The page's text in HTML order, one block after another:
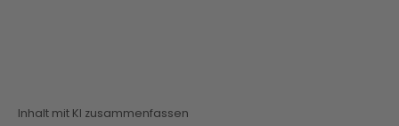
Inhalt mit KI zusammenfassen